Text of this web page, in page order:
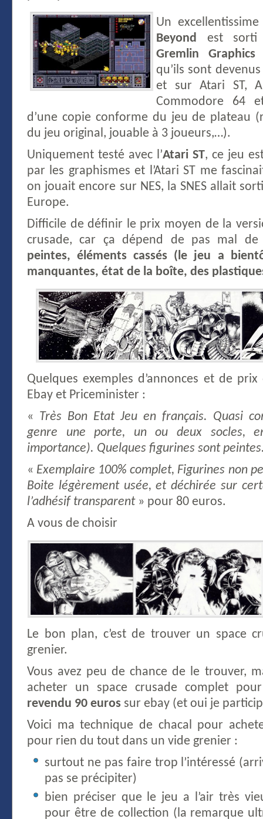
Un
Beyond est sorti
Gremlin Graphics
qu’ils sont
et sur Atari ST,
Commodore 64
d’une copie conforme du jeu de plateau
du jeu original, jouable à 3 joueurs,…).
Uniquement testé avec l’Atari ST, ce jeu
par les graphismes et l’Atari ST me
on jouait encore sur NES, la SNES allait
Europe.
Difficile de définir le prix moyen de la
crusade, car ça dépend de pas mal
peintes, éléments cassés (le jeu a
manquantes, état de la boîte, des
Quelques exemples d’annonces et de
Ebay et Priceminister :
« Très Bon Etat Jeu en français. Quasi
genre une porte, un ou deux socles,
importance). Quelques figurines sont
« Exemplaire 100% complet, Figurines non
Boite légèrement usée, et déchirée sur
l’adhésif transparent» pour 80 euros.
A vous de choisir
Le bon plan, c’est de trouver un space
grenier.
Vous avez peu de chance de le trouver,
acheter un space crusade complet
revendu 90 euros sur ebay (et oui je
Voici ma technique de chacal pour
pour rien du tout dans un vide grenier :
surtout ne pas faire trop l’intéressé
pas se précipiter)
bien préciser que le jeu a l’air très
pour être de collection (la remarque